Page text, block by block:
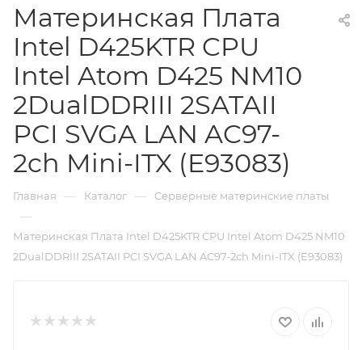
Материнская Плата
Intel D425KTR CPU
Intel Atom D425 NM10
2DualDDRIII 2SATAII
PCI SVGA LAN AC97-
2ch Mini-ITX (E93083)
Главная — Каталог — Серверные материнские платы
—
Материнская Плата Intel D425KTR CPU Intel Atom D425 NM10
2DualDDRIII 2SATAII PCI SVGA LAN AC97-2ch Mini-ITX (E93083)